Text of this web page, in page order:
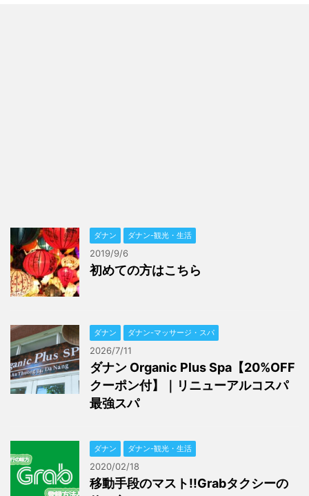
ダナン ダナン-観光・生活
2019/9/6
初めての方はこちら
ダナン ダナン-マッサージ・スパ
2026/7/11
ダナン Organic Plus Spa【20%OFF
クーポン付】｜リニューアルコスパ
最強スパ
ダナン ダナン-観光・生活
2020/02/18
移動手段のマスト!!Grabタクシーの